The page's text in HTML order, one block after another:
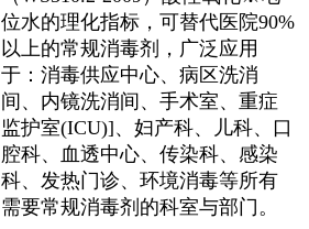
位水的理化指标，可替代医院90%
以上的常规消毒剂，广泛应用
于：消毒供应中心、病区洗消
间、内镜洗消间、手术室、重症
监护室(ICU)]、妇产科、儿科、口
腔科、血透中心、传染科、感染
科、发热门诊、环境消毒等所有
需要常规消毒剂的科室与部门。